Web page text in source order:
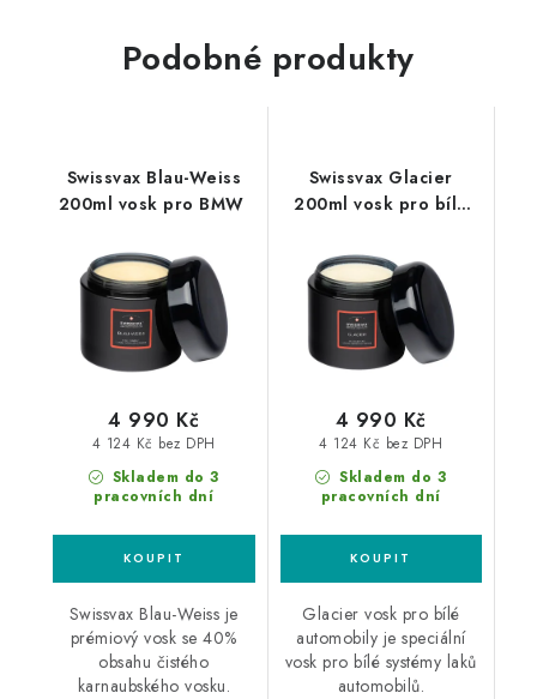
Podobné produkty
Swissvax Blau-Weiss
200ml vosk pro BMW
Skladem do 3
pracovních dní
4 124 Kč bez DPH
4 990 Kč
Swissvax Blau-Weiss je
prémiový vosk se 40%
obsahu čistého
karnaubského vosku.
Swissvax Glacier
200ml vosk pro bílé
Skladem do 3
pracovních dní
4 124 Kč bez DPH
4 990 Kč
Glacier vosk pro bílé
automobily je speciální
vosk pro bílé systémy laků
automobilů.